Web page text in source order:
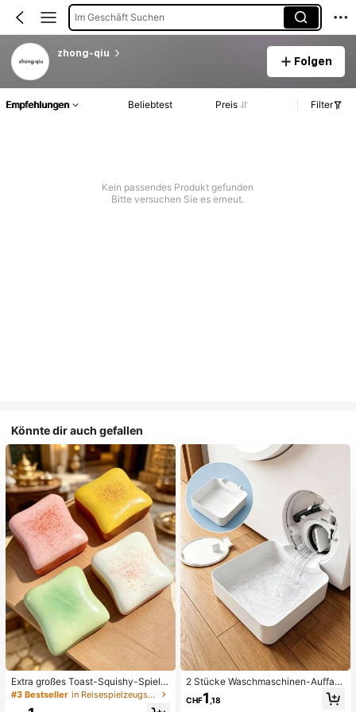
Im Geschäft Suchen
zhong-qiu
Folgen
Empfehlungen Beliebtest Preis Filter
Kein passendes Produkt gefunden
Bitte versuchen Sie es erneut.
Könnte dir auch gefallen
Extra großes Toast-Squishy-Spielz
eug, superweiches Buttertoast-Stre
ssabbau-Drückspielzeug, erhältlich
#3 Bestseller in Reisespielzeugset Quetschspielzeug für Teenager
2 Stücke Waschmaschinen-Auffan
gwanne Tropfschale, wasserdichte
Bodenschutzmatte für Waschraum,
CHF1 ,18